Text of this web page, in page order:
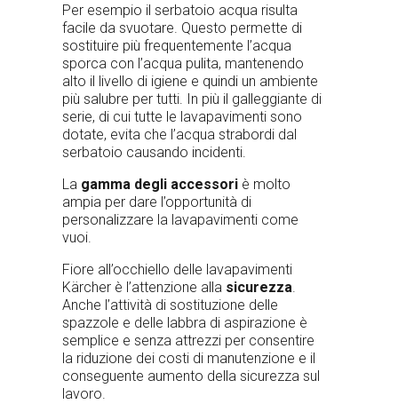
Per esempio il serbatoio acqua risulta
facile da svuotare. Questo permette di
sostituire più frequentemente l’acqua
sporca con l’acqua pulita, mantenendo
alto il livello di igiene e quindi un ambiente
più salubre per tutti. In più il galleggiante di
serie, di cui tutte le lavapavimenti sono
dotate, evita che l’acqua strabordi dal
serbatoio causando incidenti.
La gamma degli accessoriè molto
ampia per dare l’opportunità di
personalizzare la lavapavimenti come
vuoi.
Fiore all’occhiello delle lavapavimenti
Kärcher è l’attenzione alla sicurezza.
Anche l’attività di sostituzione delle
spazzole e delle labbra di aspirazione è
semplice e senza attrezzi per consentire
la riduzione dei costi di manutenzione e il
conseguente aumento della sicurezza sul
lavoro.